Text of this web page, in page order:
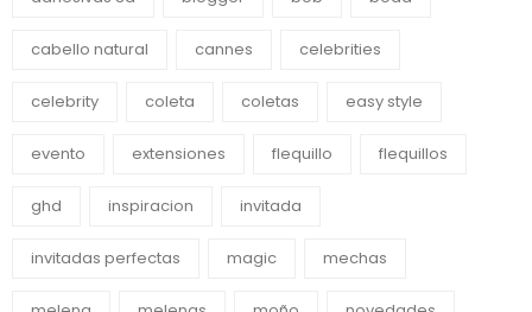
cabello natural cannes celebrities
celebrity coleta coletas easy style
evento extensiones flequillo flequillos
ghd inspiracion invitada
invitadas perfectas magic mechas